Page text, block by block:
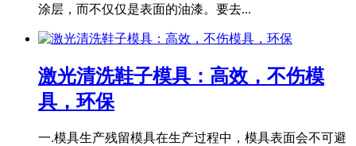
涂层，而不仅仅是表面的油漆。要去...
激光清洗鞋子模具：高效，不伤模
具，环保
一.模具生产残留模具在生产过程中，模具表面会不可避